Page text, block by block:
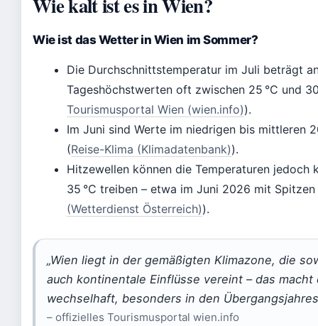
Wie ist das Wetter in Wien im Sommer?
Die Durchschnittstemperatur im Juli beträgt
Tageshöchstwerten oft zwischen 25 °C und
Tourismusportal Wien (wien.info)).
Im Juni sind Werte im niedrigen bis mittleren
(Reise-Klima (Klimadatenbank)).
Hitzewellen können die Temperaturen jedoch
35 °C treiben – etwa im Juni 2026 mit Spitzen
(Wetterdienst Österreich)).
„Wien liegt in der gemäßigten Klimazone, die
auch kontinentale Einflüsse vereint – das macht
wechselhaft, besonders in den
– offizielles Tourismusportal wien.info